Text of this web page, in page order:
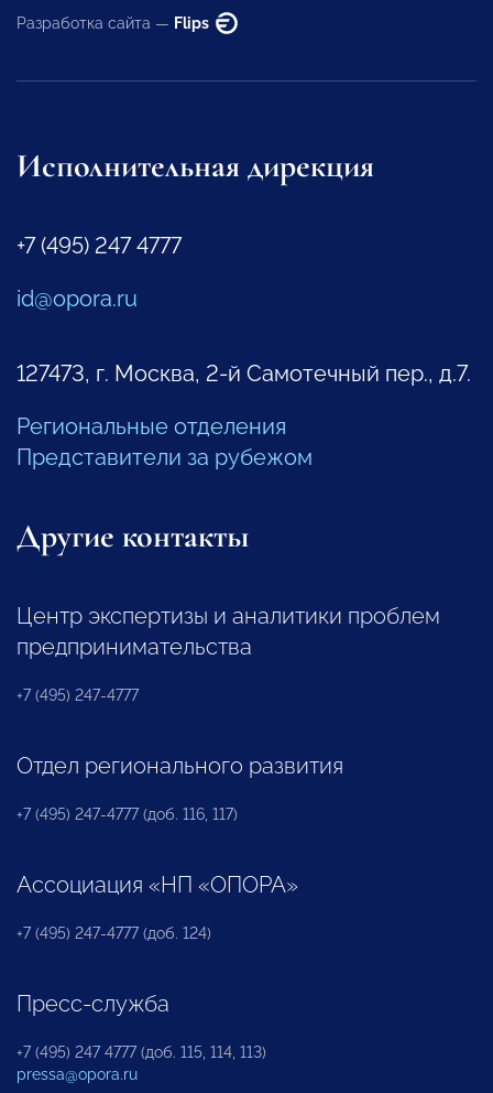
Разработка сайта — Flips
Исполнительная дирекция
+7 (495) 247 4777
id@opora.ru
127473, г. Москва, 2-й Самотечный пер., д.7.
Региональные отделения
Представители за рубежом
Другие контакты
Центр экспертизы и аналитики проблем
предпринимательства
+7 (495) 247-4777
Отдел регионального развития
+7 (495) 247-4777 (доб. 116, 117)
Ассоциация «НП «ОПОРА»
+7 (495) 247-4777 (доб. 124)
Пресс-служба
+7 (495) 247 4777 (доб. 115, 114, 113)
pressa@opora.ru